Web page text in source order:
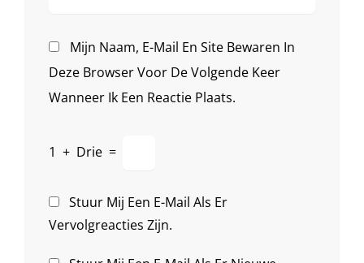
Mijn Naam, E-Mail En Site Bewaren In
Deze Browser Voor De Volgende Keer
Wanneer Ik Een Reactie Plaats.
1 + Drie =
Stuur Mij Een E-Mail Als Er
Vervolgreacties Zijn.